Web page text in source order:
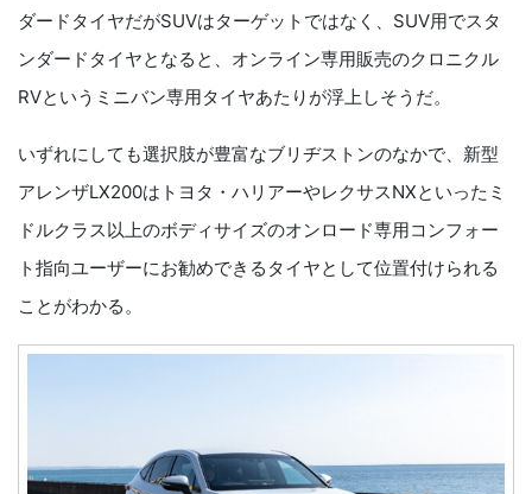
ダードタイヤだがSUVはターゲットではなく、SUV用でスタ
ンダードタイヤとなると、オンライン専用販売のクロニクル
RVというミニバン専用タイヤあたりが浮上しそうだ。
いずれにしても選択肢が豊富なブリヂストンのなかで、新型
アレンザLX200はトヨタ・ハリアーやレクサスNXといったミ
ドルクラス以上のボディサイズのオンロード専用コンフォー
ト指向ユーザーにお勧めできるタイヤとして位置付けられる
ことがわかる。